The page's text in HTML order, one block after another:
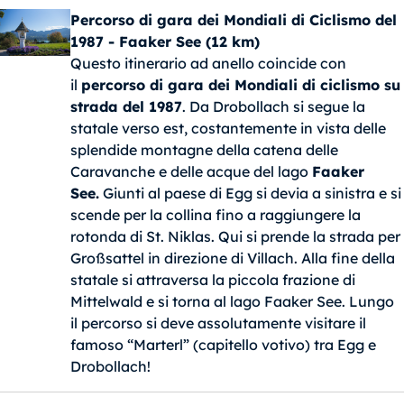
Percorso di gara dei Mondiali di Ciclismo del
1987 - Faaker See (12 km)
Questo itinerario ad anello coincide con
il percorso di gara dei Mondiali di ciclismo su
strada del 1987. Da Drobollach si segue la
statale verso est, costantemente in vista delle
splendide montagne della catena delle
Caravanche e delle acque del lago Faaker
See.Giunti al paese di Egg si devia a sinistra e si
scende per la collina fino a raggiungere la
rotonda di St. Niklas. Qui si prende la strada per
Großsattel in direzione di Villach. Alla fine della
statale si attraversa la piccola frazione di
Mittelwald e si torna al lago Faaker See. Lungo
il percorso si deve assolutamente visitare il
famoso “Marterl” (capitello votivo) tra Egg e
Drobollach!